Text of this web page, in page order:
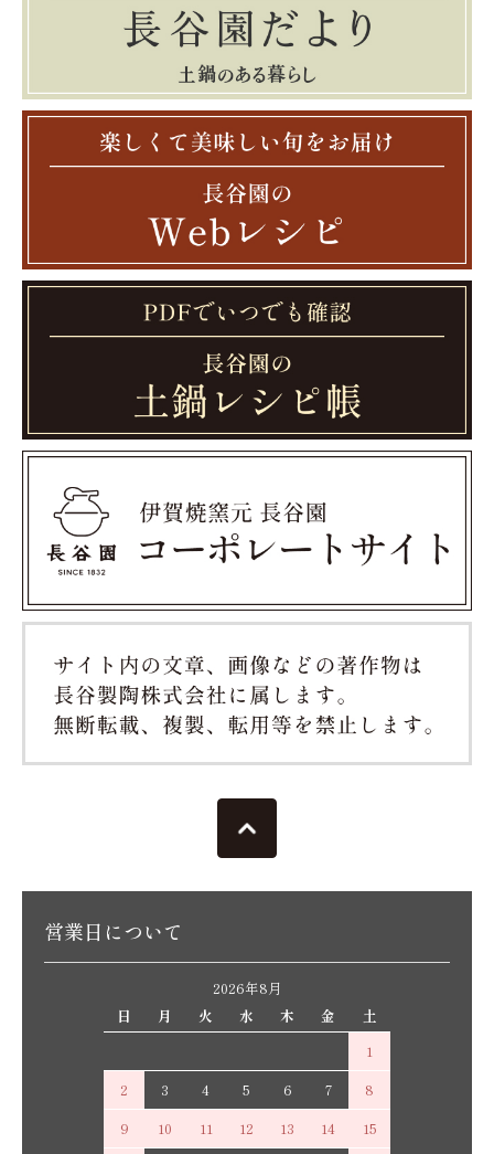
営業日について
2026年8月
日
月 火 水 木 金
土
1
2
3 4 5 6 7
8
9
10 11 12 13 14
15